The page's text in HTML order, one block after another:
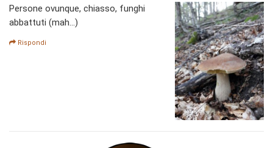
Persone ovunque, chiasso, funghi
abbattuti (mah...)
Rispondi